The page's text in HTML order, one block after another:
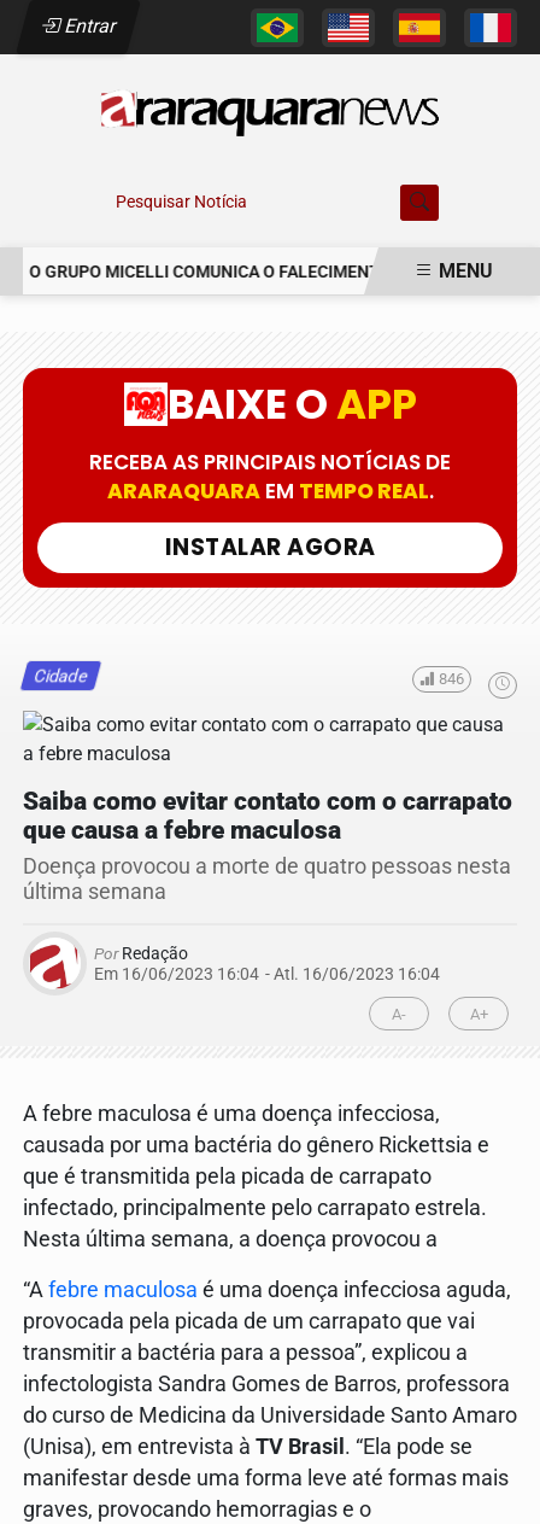
Entrar
Pesquisar Notícia
O GRUPO MICELLI COMUNICA O FALECIMENTO DO SR. MARCELO
MENU
BAIXE OAPP
RECEBA AS PRINCIPAIS NOTÍCIAS DE
ARARAQUARAEM TEMPO REAL.
INSTALAR AGORA
Cidade 846
Saiba como evitar contato com o carrapato
que causa a febre maculosa
Doença provocou a morte de quatro pessoas nesta
última semana
PorRedação
Em 16/06/2023 16:04 - Atl. 16/06/2023 16:04
A- A+
A febre maculosa é uma doença infecciosa,
causada por uma bactéria do gênero Rickettsia e
que é transmitida pela picada de carrapato
infectado, principalmente pelo carrapato estrela.
Nesta última semana, a doença provocou a
“A febre maculosa é uma doença infecciosa aguda,
provocada pela picada de um carrapato que vai
transmitir a bactéria para a pessoa”, explicou a
infectologista Sandra Gomes de Barros, professora
do curso de Medicina da Universidade Santo Amaro
(Unisa), em entrevista à TV Brasil . “Ela pode se
manifestar desde uma forma leve até formas mais
graves, provocando hemorragias e o